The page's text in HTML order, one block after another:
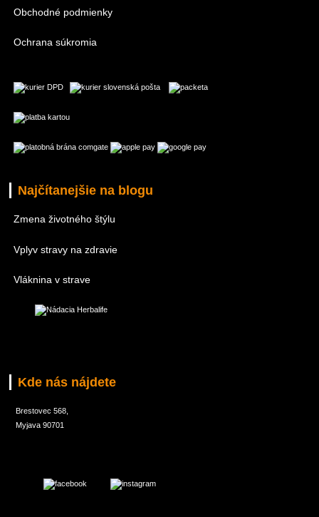
Obchodné podmienky
Ochrana súkromia
Najčítanejšie na blogu
Zmena životného štýlu
Vplyv stravy na zdravie
Vláknina v strave
Kde nás nájdete
Brestovec 568,
Myjava 90701